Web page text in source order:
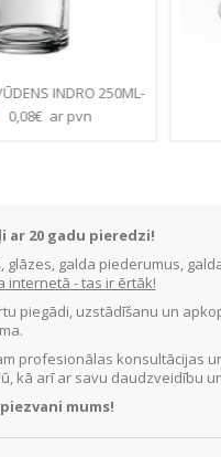
INDRO 250ML-
ar pvn
ar 20 gadu pieredzi!
galda piederumus,
internetā - tas ir ērtāk!
uzstādīšanu un
profesionālas konsultācijas
kā arī ar savu daudzveidību
mums!